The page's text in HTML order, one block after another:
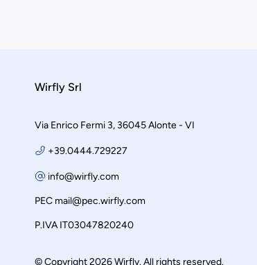
Wirfly Srl
Via Enrico Fermi 3, 36045 Alonte - VI
+39.0444.729227
info@wirfly.com
PEC mail@pec.wirfly.com
P.IVA IT03047820240
© Copyright 2026 Wirfly. All rights reserved.